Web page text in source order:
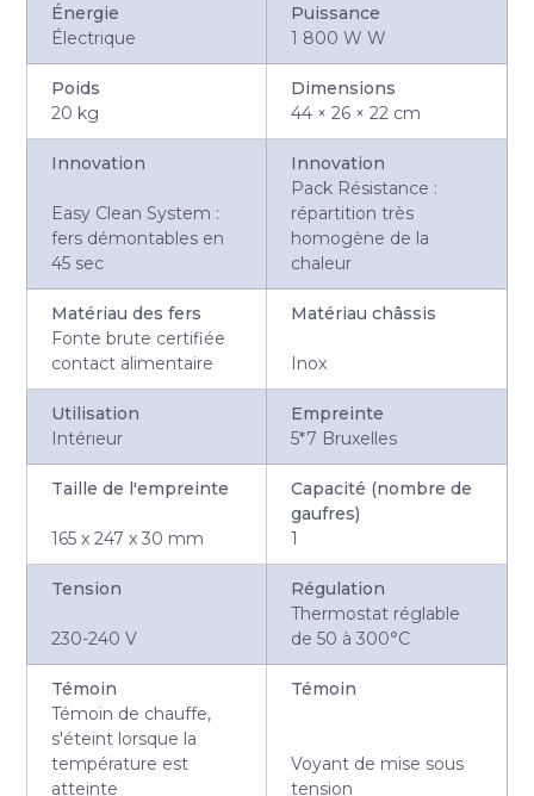
Énergie
Électrique
Puissance
1 800 W W
Poids
20 kg
Dimensions
44 × 26 × 22 cm
Innovation
Easy Clean System :
fers démontables en
45 sec
Innovation
Pack Résistance :
répartition très
homogène de la
chaleur
Matériau des fers
Fonte brute certifiée
contact alimentaire
Matériau châssis
Inox
Utilisation
Intérieur
Empreinte
5*7 Bruxelles
Taille de l'empreinte
165 x 247 x 30 mm
Capacité (nombre de
gaufres)
1
Tension
230-240 V
Régulation
Thermostat réglable
de 50 à 300°C
Témoin
Témoin de chauffe,
s'éteint lorsque la
température est
atteinte
Témoin
Voyant de mise sous
tension